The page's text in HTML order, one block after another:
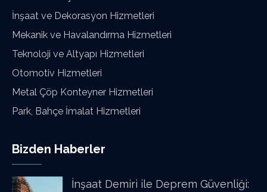
İnşaat ve Dekorasyon Hizmetleri
Mekanik ve Havalandırma Hizmetleri
Teknoloji ve Altyapı Hizmetleri
Otomotiv Hizmetleri
Metal Çöp Konteyner Hizmetleri
Park, Bahçe İmalat Hizmetleri
Bizden Haberler
İnşaat Demiri ile Deprem Güvenliği: